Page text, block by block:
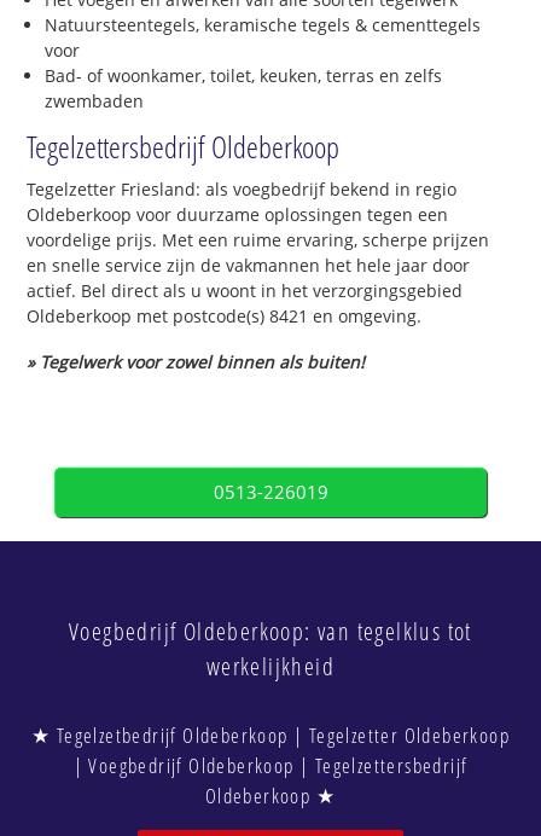
Natuursteentegels, keramische tegels & cementtegels
voor
Bad- of woonkamer, toilet, keuken, terras en zelfs
zwembaden
Tegelzettersbedrijf Oldeberkoop
Tegelzetter Friesland: als voegbedrijf bekend in regio
Oldeberkoop voor duurzame oplossingen tegen een
voordelige prijs. Met een ruime ervaring, scherpe prijzen
en snelle service zijn de vakmannen het hele jaar door
actief. Bel direct als u woont in het verzorgingsgebied
Oldeberkoop met postcode(s) 8421 en omgeving.
» Tegelwerk voor zowel binnen als buiten!
0513-226019
Voegbedrijf Oldeberkoop: van tegelklus tot
werkelijkheid
★ Tegelzetbedrijf Oldeberkoop | Tegelzetter Oldeberkoop
| Voegbedrijf Oldeberkoop | Tegelzettersbedrijf
Oldeberkoop ★